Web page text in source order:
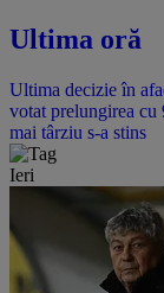
Ultima oră
Ultima decizie în
votat prelungirea cu
mai târziu s-a stins
Ieri